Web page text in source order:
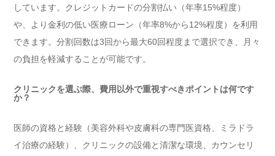
しています。クレジットカードの分割払い（年率15%程度）
や、より金利の低い医療ローン（年率8%から12%程度）を利用
できます。分割回数は3回から最大60回程度まで選択でき、月々
の負担を軽減することが可能です。
クリニックを選ぶ際、費用以外で重視すべきポイントは何です
か？
医師の資格と経験（美容外科や皮膚科の専門医資格、ミラドラ
イ治療の経験）、クリニックの設備と清潔な環境、カウンセリ